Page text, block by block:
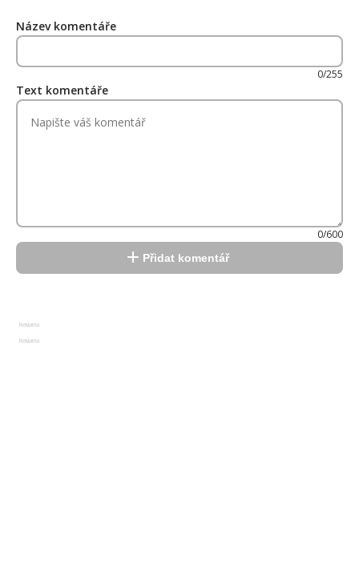
Název komentáře
0/255
Text komentáře
0/600
Přidat komentář
Reklama
Reklama